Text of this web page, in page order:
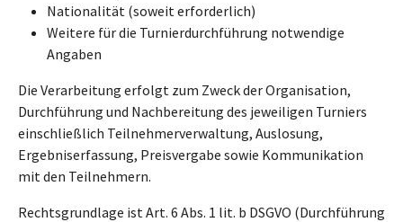
Nationalität (soweit erforderlich)
Weitere für die Turnierdurchführung notwendige
Angaben
Die Verarbeitung erfolgt zum Zweck der Organisation,
Durchführung und Nachbereitung des jeweiligen Turniers
einschließlich Teilnehmerverwaltung, Auslosung,
Ergebniserfassung, Preisvergabe sowie Kommunikation
mit den Teilnehmern.
Rechtsgrundlage ist Art. 6 Abs. 1 lit. b DSGVO (Durchführung